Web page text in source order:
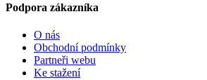
Podpora zákazníka
O nás
Obchodní podmínky
Partneři webu
Ke stažení